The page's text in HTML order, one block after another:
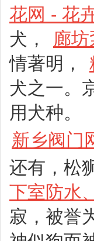
花网 - 花
犬，
廊
情著明，
犬之一。
用犬种。
新乡阀门
还有，松
下室防水
寂，被誉